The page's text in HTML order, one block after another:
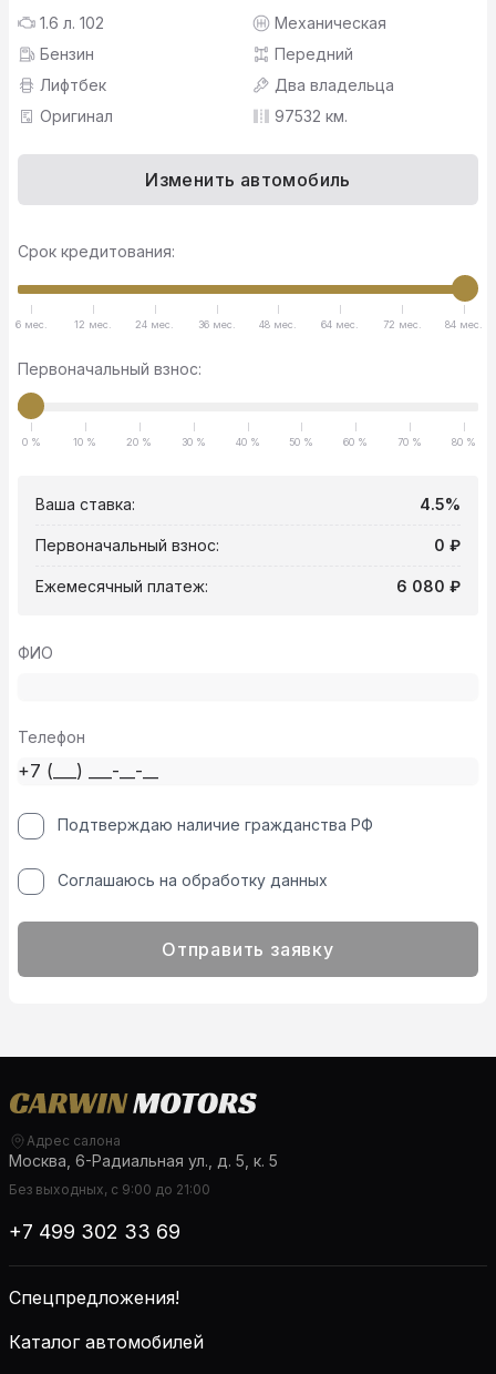
1.6 л. 102
Механическая
Бензин
Передний
Лифтбек
Два владельца
Оригинал
97532 км.
Изменить автомобиль
Срок кредитования:
6 мес. 12 мес. 24 мес. 36 мес. 48 мес. 64 мес. 72 мес. 84 мес.
Первоначальный взнос:
0 % 10 % 20 % 30 % 40 % 50 % 60 % 70 % 80 %
Ваша ставка: 4.5%
Первоначальный взнос: 0 ₽
Ежемесячный платеж: 6 080 ₽
ФИО
Телефон
Подтверждаю наличие гражданства РФ
Соглашаюсь на обработку данных
Отправить заявку
Адрес салона
Москва, 6-Радиальная ул., д. 5, к. 5
Без выходных, с 9:00 до 21:00
+7 499 302 33 69
Спецпредложения!
Каталог автомобилей